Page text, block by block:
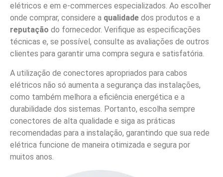
elétricos e em e-commerces especializados. Ao escolher
onde comprar, considere a qualidade dos produtos e a
reputação do fornecedor. Verifique as especificações
técnicas e, se possível, consulte as avaliações de outros
clientes para garantir uma compra segura e satisfatória.
A utilização de conectores apropriados para cabos
elétricos não só aumenta a segurança das instalações,
como também melhora a eficiência energética e a
durabilidade dos sistemas. Portanto, escolha sempre
conectores de alta qualidade e siga as práticas
recomendadas para a instalação, garantindo que sua rede
elétrica funcione de maneira otimizada e segura por
muitos anos.